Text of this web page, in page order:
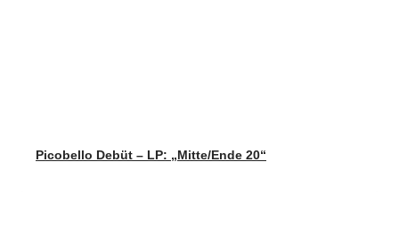
Picobello Debüt – LP: „Mitte/Ende 20“